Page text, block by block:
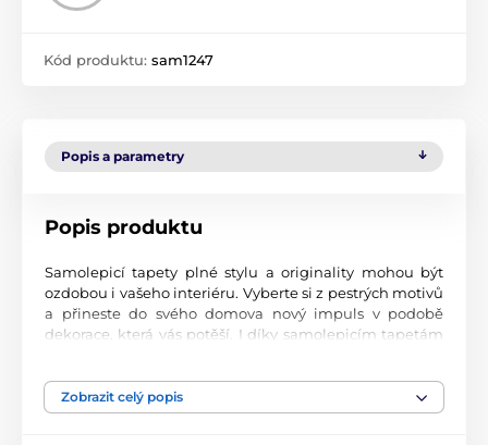
Kód produktu: sam1247
Popis a parametry
Popis produktu
Samolepicí tapety plné stylu a originality mohou být
ozdobou i vašeho interiéru. Vyberte si z pestrých motivů
a přineste do svého domova nový impuls v podobě
dekorace, která vás potěší. I díky samolepicím tapetám
Perfektní tiskové zpracování
Zobrazit celý popis